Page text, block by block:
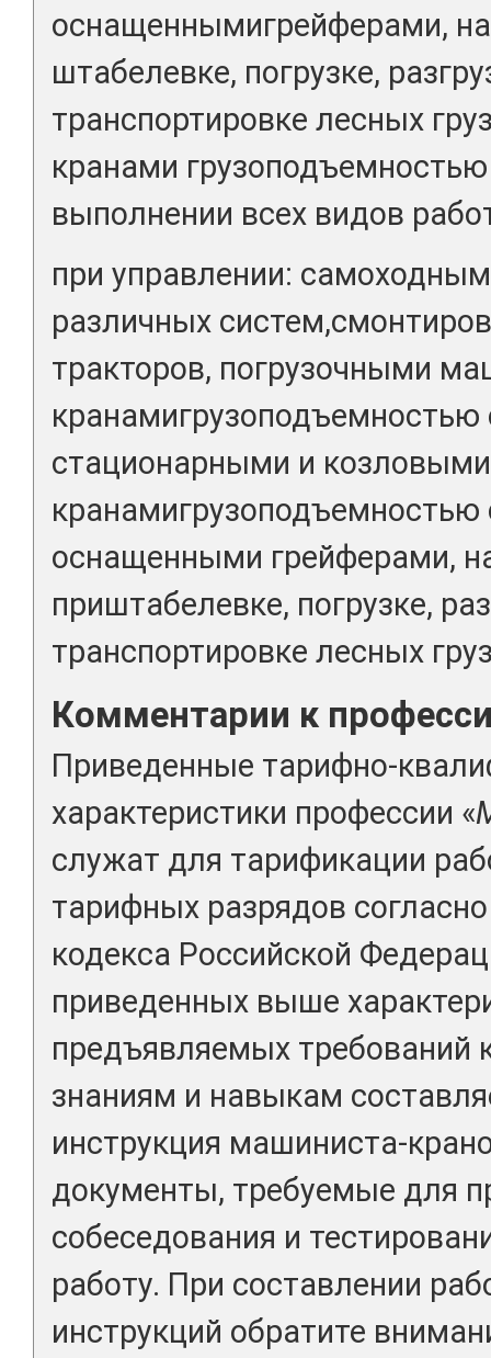
оснащеннымигрейферами,
штабелевке, погрузке,
транспортировке лесных
кранами
выполнении всех видов
при управлении:
различных
тракторов, погрузочными
стационарными и козловыми
оснащенными грейферами,
приштабелевке, погрузке,
транспортировке лесных
Комментарии к
Приведенные тарифно-
характеристики профессии «
служат для тарификации
тарифных разрядов
кодекса Российской
приведенных выше
предъявляемых требований
знаниям и навыкам
инструкция машиниста-
документы, требуемые для
собеседования и
работу. При составлении
инструкций обратите